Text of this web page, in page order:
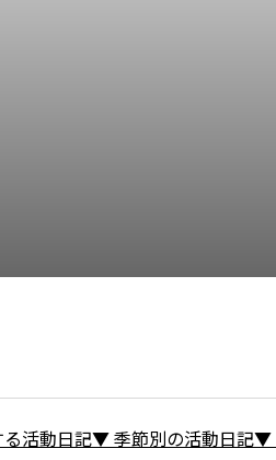
活動日記▼季節別の活動日記▼